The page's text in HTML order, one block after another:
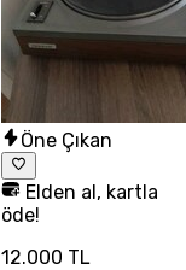
Öne Çıkan
Elden al, kartla
öde!
12.000 TL